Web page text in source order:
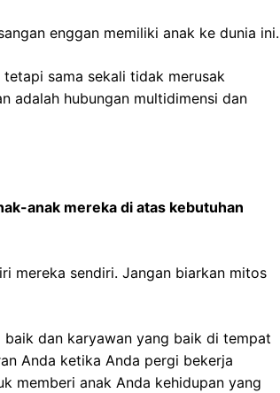
enggan memiliki anak ke dunia ini.
sama sekali tidak merusak
adalah hubungan multidimensi dan
anak mereka di atas kebutuhan
mereka sendiri. Jangan biarkan mitos
dan karyawan yang baik di tempat
Anda ketika Anda pergi bekerja
memberi anak Anda kehidupan yang